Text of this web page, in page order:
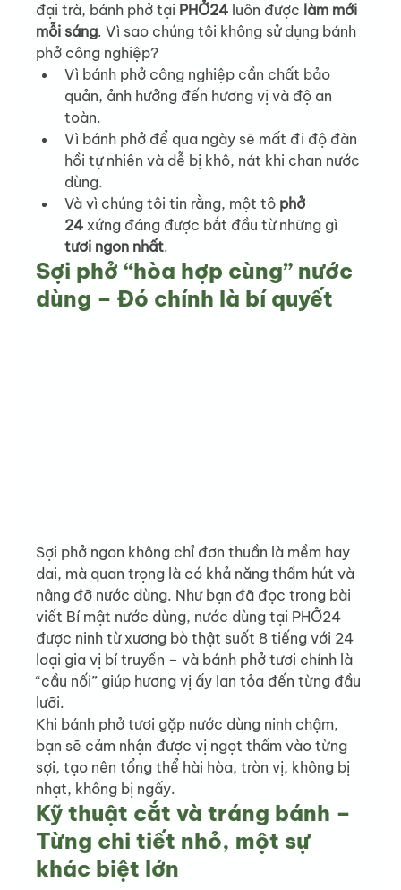
đại trà, bánh phở tại PHỞ24 luôn được làm mới
mỗi sáng. Vì sao chúng tôi không sử dụng bánh
phở công nghiệp?
Vì bánh phở công nghiệp cần chất bảo
quản, ảnh hưởng đến hương vị và độ an
toàn.
Vì bánh phở để qua ngày sẽ mất đi độ đàn
hồi tự nhiên và dễ bị khô, nát khi chan nước
dùng.
Và vì chúng tôi tin rằng, một tô phở
24 xứng đáng được bắt đầu từ những gì
tươi ngon nhất.
Sợi phở “hòa hợp cùng” nước
dùng – Đó chính là bí quyết
Sợi phở ngon không chỉ đơn thuần là mềm hay
dai, mà quan trọng là có khả năng thấm hút và
nâng đỡ nước dùng. Như bạn đã đọc trong bài
viết Bí mật nước dùng, nước dùng tại PHỞ24
được ninh từ xương bò thật suốt 8 tiếng với 24
loại gia vị bí truyền – và bánh phở tươi chính là
“cầu nối” giúp hương vị ấy lan tỏa đến từng đầu
lưỡi.
Khi bánh phở tươi gặp nước dùng ninh chậm,
bạn sẽ cảm nhận được vị ngọt thấm vào từng
sợi, tạo nên tổng thể hài hòa, tròn vị, không bị
nhạt, không bị ngấy.
Kỹ thuật cắt và tráng bánh –
Từng chi tiết nhỏ, một sự
khác biệt lớn